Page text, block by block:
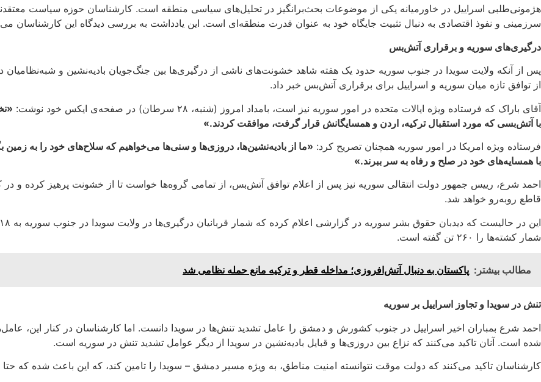
هژمونی‌طلبی اسراییل در خاورمیانه یکی از موضوعات بحث‌برانگیز در تحلیل‌های سیاسی منطقه است. کارشناسان حوزه سیاست
سرزمینی و نفوذ اقتصادی به دنبال تثبیت جایگاه خود به عنوان قدرت منطقه‌ای است. این یادداشت به بررسی دیدگاه این
درگیری‌های سوریه و برقراری آتش‌بس
پس از آنکه ولایت سویدا در جنوب سوریه حدود یک هفته شاهد خشونت‌های ناشی از درگیری‌ها بین جنگ‌جویان بادیه‌نشین و شبه‌نظامیان
از توافق تازه میان سوریه و اسراییل برای برقراری آتش‌بس خبر داد.
آقای باراک که فرستاده ویژه ایالات متحده در امور سوریه نیز است، بامداد امروز (شنبه، ۲۸ سرطان) در صفحه‌ی ایکس خود نوشت:
با آتش‌بسی که مورد استقبال ترکیه، اردن و همسایگانش قرار گرفت، موافقت کردند.»
فرستاده ویژه امریکا در امور سوریه همچنان تصریح کرد: «ما از بادیه‌نشین‌ها، دروزی‌ها و سنی‌ها می‌خواهیم که سلاح‌های خود را به
با همسایه‌های خود در صلح و رفاه به سر ببرند.»
احمد شرع، رییس جمهور دولت انتقالی سوریه نیز پس از اعلام توافق آتش‌بس، از تمامی گروه‌ها خواست تا از خشونت پرهیز کرده و در
قاطع روبه‌رو خواهد شد.
شمار کشته‌ها را ۲۶۰ تن گفته است.
مطالب بیشتر: پاکستان به دنبال آتش‌افروزی؛ مداخله قطر و ترکیه مانع حمله نظامی شد
تنش در سویدا و تجاوز اسراییل بر سوریه
احمد شرع بمباران اخیر اسراییل در جنوب کشورش و دمشق را عامل تشدید تنش‌ها در سویدا دانست. اما کارشناسان در کنار این،
شده است. آنان تاکید می‌کنند که نزاع بین دروزی‌ها و قبایل بادیه‌نشین در سویدا از دیگر عوامل تشدید تنش در سوریه است.
کارشناسان تاکید می‌کنند که دولت موقت نتوانسته امنیت مناطق، به ویژه مسیر دمشق – سویدا را تامین کند، که این باعث شده که